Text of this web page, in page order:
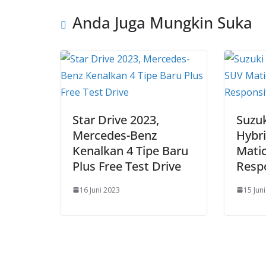
Anda Juga Mungkin Suka
Star Drive 2023,
Mercedes-Benz
Kenalkan 4 Tipe Baru
Plus Free Test Drive
16 Juni 2023 15